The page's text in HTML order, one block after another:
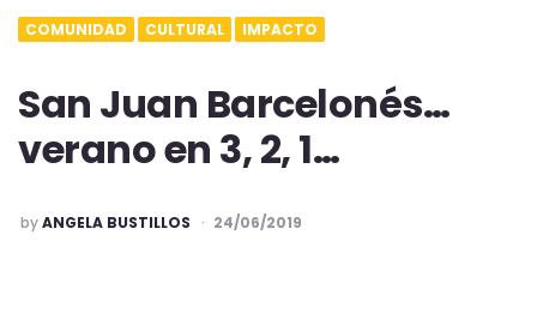
COMUNIDAD CULTURAL IMPACTO
San Juan Barcelonés…
verano en 3, 2, 1…
POSTED
byANGELA BUSTILLOS 24/06/2019